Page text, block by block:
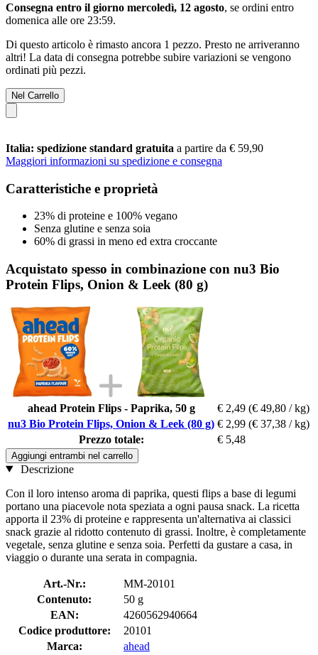
Consegna entro il giorno mercoledì, 12 agosto, se ordini entro
domenica alle ore 23:59.
Di questo articolo è rimasto ancora 1 pezzo. Presto ne arriveranno
altri! La data di consegna potrebbe subire variazioni se vengono
ordinati più pezzi.
Nel Carrello
Italia: spedizione standard gratuita a partire da € 59,90
Maggiori informazioni su spedizione e consegna
Caratteristiche e proprietà
23% di proteine e 100% vegano
Senza glutine e senza soia
60% di grassi in meno ed extra croccante
Acquistato spesso in combinazione con nu3 Bio
Protein Flips, Onion & Leek (80 g)
ahead Protein Flips - Paprika, 50 g € 2,49 (€ 49,80 / kg)
nu3 Bio Protein Flips, Onion & Leek (80 g) € 2,99 (€ 37,38 / kg)
Prezzo totale:
€ 5,48
Aggiungi entrambi nel carrello
Descrizione
Con il loro intenso aroma di paprika, questi flips a base di legumi
portano una piacevole nota speziata a ogni pausa snack. La ricetta
apporta il 23% di proteine e rappresenta un'alternativa ai classici
snack grazie al ridotto contenuto di grassi. Inoltre, è completamente
vegetale, senza glutine e senza soia. Perfetti da gustare a casa, in
viaggio o durante una serata in compagnia.
Art.-Nr.:
MM-20101
Contenuto:
50 g
EAN:
4260562940664
Codice produttore:
20101
Marca:
ahead